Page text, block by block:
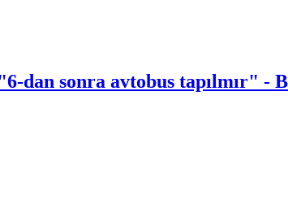
dan sonra avtobus tapılmır" -